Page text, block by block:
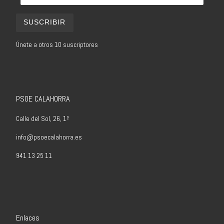
SUSCRIBIR
Únete a otros 10 suscriptores
PSOE CALAHORRA
Calle del Sol, 26, 1º
info@psoecalahorra.es
941 13 25 11
Enlaces